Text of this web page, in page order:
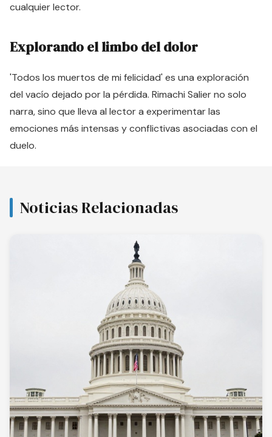
cualquier lector.
Explorando el limbo del dolor
'Todos los muertos de mi felicidad' es una exploración
del vacío dejado por la pérdida. Rimachi Salier no solo
narra, sino que lleva al lector a experimentar las
emociones más intensas y conflictivas asociadas con el
duelo.
Noticias Relacionadas